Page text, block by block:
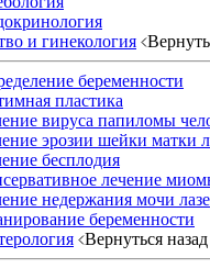
и гинекология
беременности
пластика
вируса папиломы
эрозии шейки матки
бесплодия
лечение
недержания мочи
беременности
Вернуться назад